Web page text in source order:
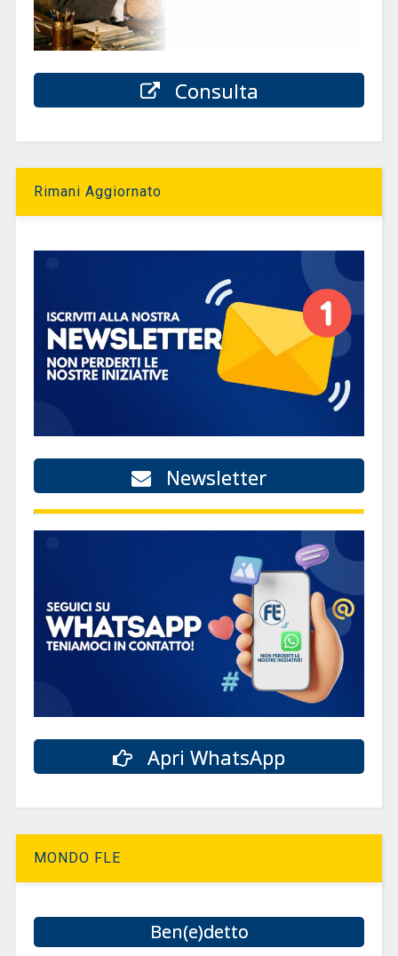
Consulta
Rimani Aggiornato
Newsletter
Apri WhatsApp
MONDO FLE
Ben(e)detto